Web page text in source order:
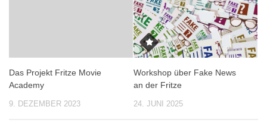
Das Projekt Fritze Movie
Academy
9. DEZEMBER 2023
Workshop über Fake News
an der Fritze
24. JUNI 2025